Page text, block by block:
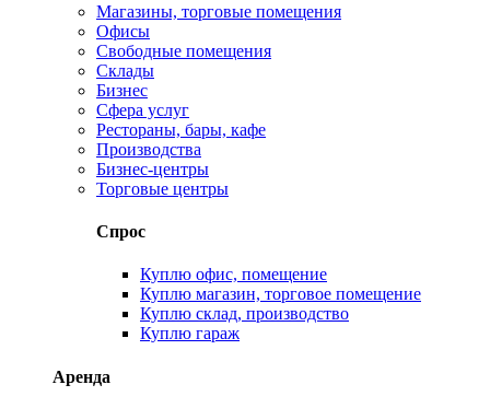
Магазины, торговые помещения
Офисы
Свободные помещения
Склады
Бизнес
Сфера услуг
Рестораны, бары, кафе
Производства
Бизнес-центры
Торговые центры
Спрос
Куплю офис, помещение
Куплю магазин, торговое помещение
Куплю склад, производство
Куплю гараж
Аренда